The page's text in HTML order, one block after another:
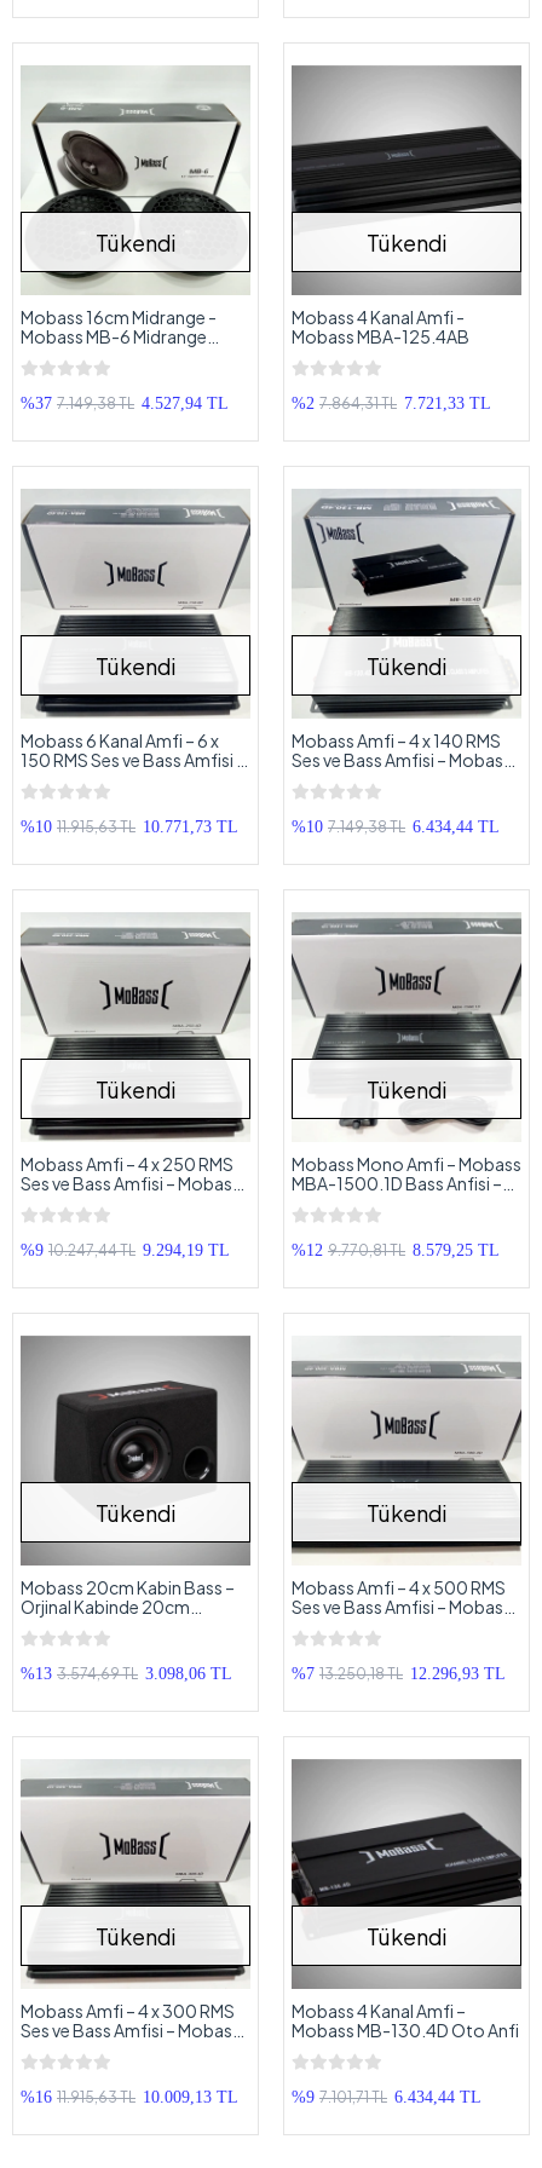
Tükendi
Mobass 16cm Midrange -
Mobass MB-6 Midrange
Hoparlör - Prof Midrange
%37 7.149,38 TL 4.527,94 TL
Tükendi
Mobass 4 Kanal Amfi -
Mobass MBA-125.4AB
%2 7.864,31 TL 7.721,33 TL
Tükendi
Mobass 6 Kanal Amfi – 6 x
150 RMS Ses ve Bass Amfisi –
Mobass MBA-150.6D Dijital
Oto Anfi
%10 11.915,63 TL 10.771,73 TL
Tükendi
Mobass Amfi – 4 x 140 RMS
Ses ve Bass Amfisi – Mobass
MB-130.4D Dijital Oto Anfi
%10 7.149,38 TL 6.434,44 TL
Tükendi
Mobass Amfi – 4 x 250 RMS
Ses ve Bass Amfisi – Mobass
MBA-250.4D Dijital Oto Anfi
%9 10.247,44 TL 9.294,19 TL
Tükendi
Mobass Mono Amfi – Mobass
MBA-1500.1D Bass Anfisi –
Bass Kontrollü Mono Anfi
%12 9.770,81 TL 8.579,25 TL
Tükendi
Mobass 20cm Kabin Bass –
Orjinal Kabinde 20cm
Mobass Subwoofer
%13 3.574,69 TL 3.098,06 TL
Tükendi
Mobass Amfi – 4 x 500 RMS
Ses ve Bass Amfisi – Mobass
MBA-500.4D Dijital Oto Anfi
%7 13.250,18 TL 12.296,93 TL
Tükendi
Mobass Amfi – 4 x 300 RMS
Ses ve Bass Amfisi – Mobass
MBA-300.4D Dijital Oto Anfi
%16 11.915,63 TL 10.009,13 TL
Tükendi
Mobass 4 Kanal Amfi –
Mobass MB-130.4D Oto Anfi
%9 7.101,71 TL 6.434,44 TL